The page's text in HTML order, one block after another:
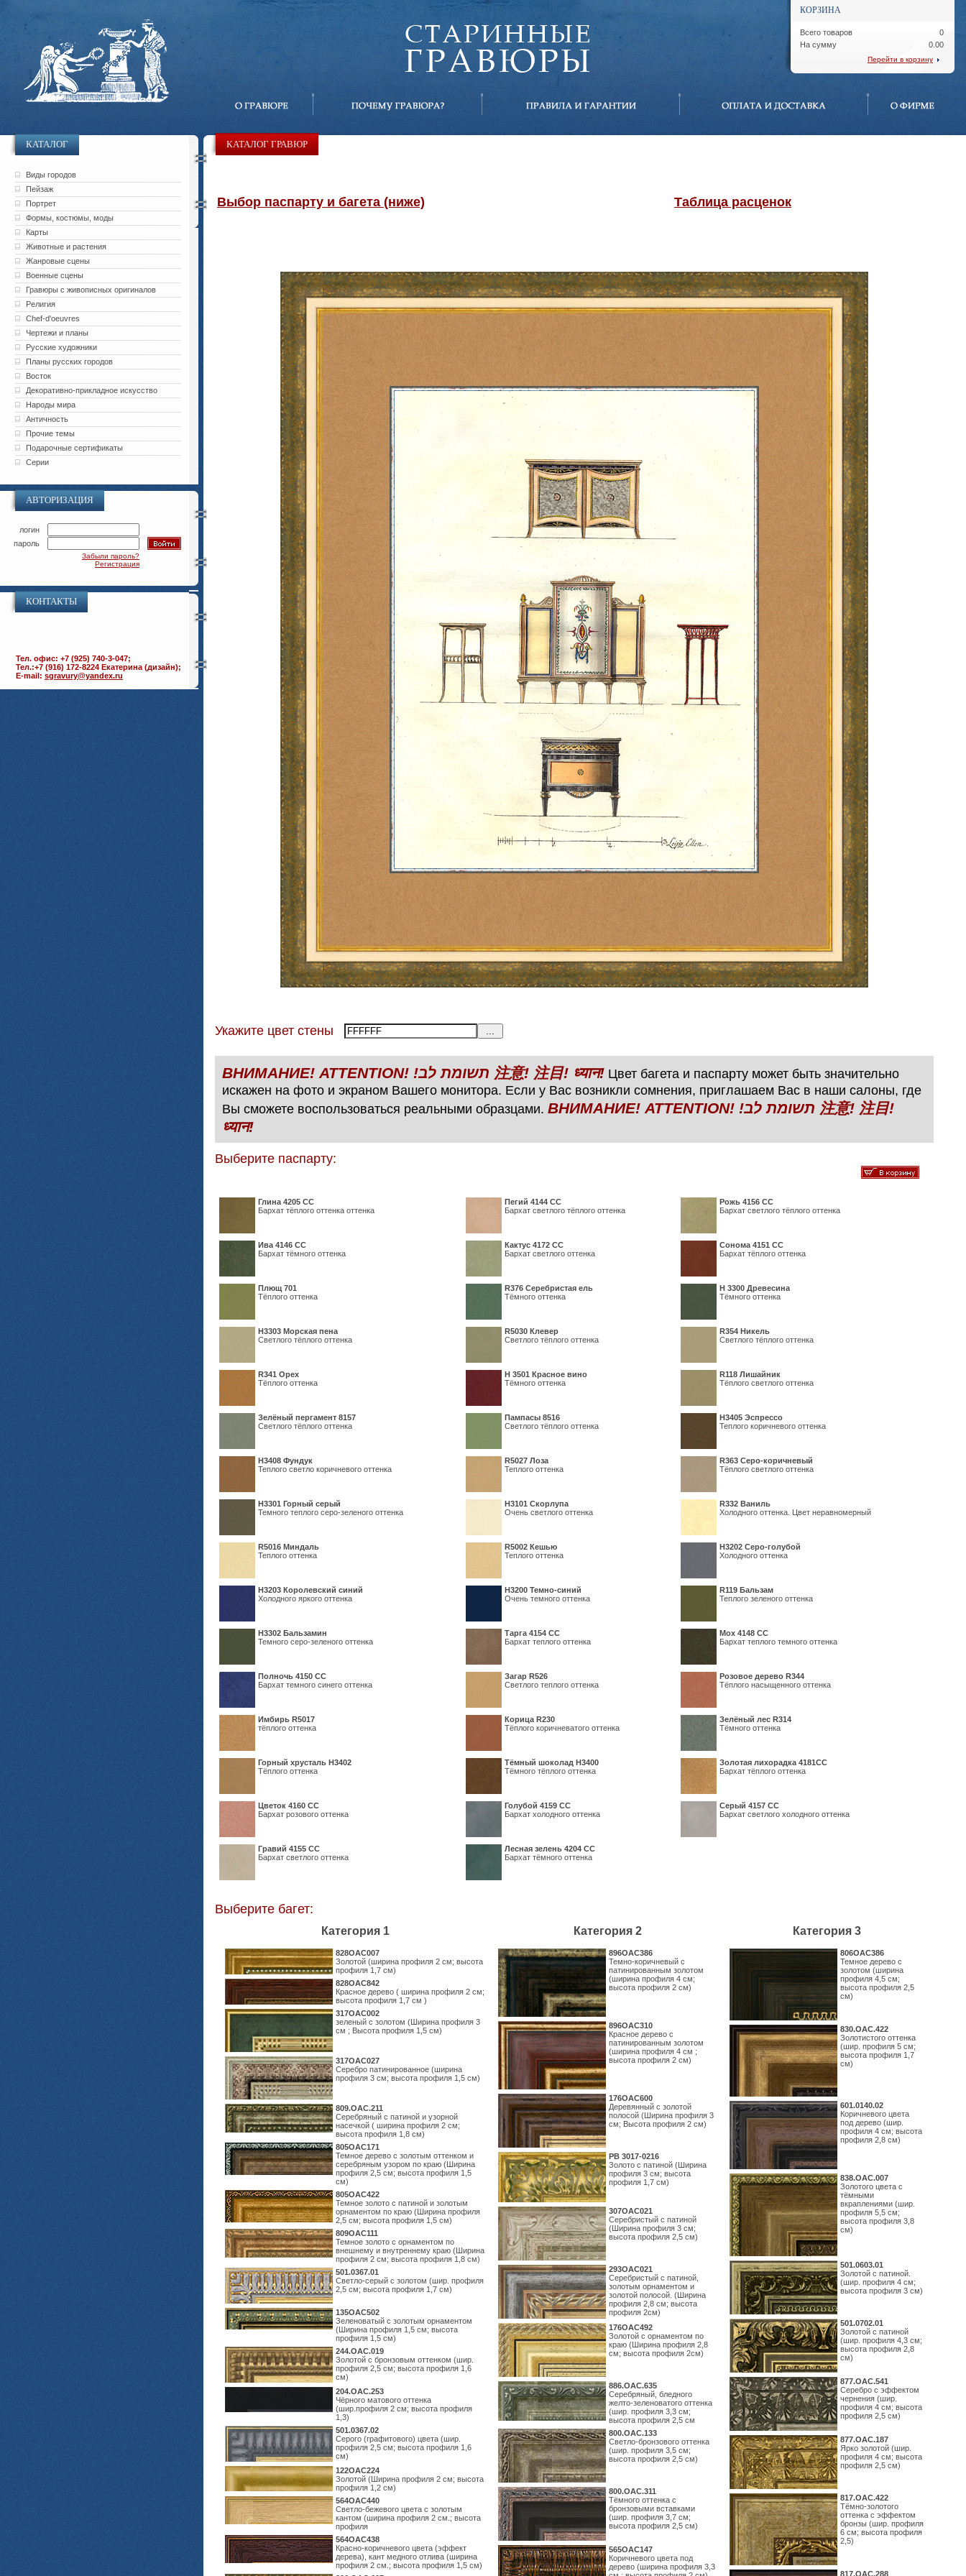
КОРЗИНА
Всего товаров
На сумму
0
0.00
Перейти в корзину
КАТАЛОГ
Виды городов
Пейзаж
Портрет
Формы, костюмы, моды
Карты
Животные и растения
Жанровые сцены
Военные сцены
Гравюры с живописных оригиналов
Религия
Chef-d'oeuvres
Чертежи и планы
Русские художники
Планы русских городов
Восток
Декоративно-прикладное искусство
Народы мира
Античность
Прочие темы
Подарочные сертификаты
Серии
АВТОРИЗАЦИЯ
логин
пароль
Забыли пароль?
Регистрация
КОНТАКТЫ
Тел. офис: +7 (925) 740-3-047;
Тел.:+7 (916) 172-8224 Екатерина (дизайн);
E-mail: sgravury@yandex.ru
КАТАЛОГ ГРАВЮР
Выбор паспарту и багета (ниже) Таблица расценок
Укажите цвет стены
ВНИМАНИЕ! ATTENTION! !תשומת לב 注意! 注目! ध्यान! Цвет багета и паспарту может быть значительно
искажен на фото и экраном Вашего монитора. Если у Вас возникли сомнения, приглашаем Вас в наши салоны, где
Вы сможете воспользоваться реальными образцами. ВНИМАНИЕ! ATTENTION! !תשומת לב 注意! 注目!
ध्यान!
Выберите паспарту:
Глина 4205 СС
Бархат тёплого оттенка оттенка
Пегий 4144 СС
Бархат светлого тёплого оттенка
Рожь 4156 СС
Бархат светлого тёплого оттенка
Ива 4146 СС
Бархат тёмного оттенка
Кактус 4172 СС
Бархат светлого оттенка
Сонома 4151 СС
Бархат тёплого оттенка
Плющ 701
Тёплого оттенка
R376 Серебристая ель
Тёмного оттенка
H 3300 Древесина
Тёмного оттенка
H3303 Морская пена
Светлого тёплого оттенка
R5030 Клевер
Светлого тёплого оттенка
R354 Никель
Светлого тёплого оттенка
R341 Орех
Тёплого оттенка
Н 3501 Красное вино
Тёмного оттенка
R118 Лишайник
Тёплого светлого оттенка
Зелёный пергамент 8157
Светлого тёплого оттенка
Пампасы 8516
Светлого тёплого оттенка
Н3405 Эспрессо
Теплого коричневого оттенка
Н3408 Фундук
Теплого светло коричневого оттенка
R5027 Лоза
Теплого оттенка
R363 Серо-коричневый
Тёплого светлого оттенка
Н3301 Горный серый
Темного теплого серо-зеленого оттенка
Н3101 Скорлупа
Очень светлого оттенка
R332 Ваниль
Холодного оттенка. Цвет неравномерный
R5016 Миндаль
Теплого оттенка
R5002 Кешью
Теплого оттенка
Н3202 Серо-голубой
Холодного оттенка
Н3203 Королевский синий
Холодного яркого оттенка
Н3200 Темно-синий
Очень темного оттенка
R119 Бальзам
Теплого зеленого оттенка
Н3302 Бальзамин
Темного серо-зеленого оттенка
Тарга 4154 СС
Бархат теплого оттенка
Мох 4148 СС
Бархат теплого темного оттенка
Полночь 4150 СС
Бархат темного синего оттенка
Загар R526
Светлого теплого оттенка
Розовое дерево R344
Тёплого насыщенного оттенка
Имбирь R5017
тёплого оттенка
Корица R230
Тёплого коричневатого оттенка
Зелёный лес R314
Тёмного оттенка
Горный хрусталь H3402
Тёплого оттенка
Тёмный шоколад H3400
Тёмного тёплого оттенка
Золотая лихорадка 4181СС
Бархат тёплого оттенка
Цветок 4160 СС
Бархат розового оттенка
Голубой 4159 СС
Бархат холодного оттенка
Серый 4157 СС
Бархат светлого холодного оттенка
Гравий 4155 СС
Бархат светлого оттенка
Лесная зелень 4204 СС
Бархат тёмного оттенка
Выберите багет:
Категория 1 Категория 2 Категория 3
828OAC007
Золотой (ширина профиля 2 см; высота
профиля 1,7 см)
828OAC842
Красное дерево ( ширина профиля 2 см;
высота профиля 1,7 см )
317OAC002
зеленый с золотом (Ширина профиля 3
см ; Высота профиля 1,5 см)
317OAC027
Серебро патинированное (ширина
профиля 3 см; высота профиля 1,5 см)
809.ОАС.211
Серебряный с патиной и узорной
насечкой ( ширина профиля 2 см;
высота профиля 1,8 см)
805OAC171
Темное дерево с золотым оттенком и
серебряным узором по краю (Ширина
профиля 2,5 см; высота профиля 1,5
см)
805OAC422
Темное золото с патиной и золотым
орнаментом по краю (Ширина профиля
2,5 см; высота профиля 1,5 см)
809OAC111
Темное золото с орнаментом по
внешнему и внутреннему краю (Ширина
профиля 2 см; высота профиля 1,8 см)
501.0367.01
Светло-серый с золотом (шир. профиля
2,5 см; высота профиля 1,7 см)
135OAC502
Зеленоватый с золотым орнаментом
(Ширина профиля 1,5 см; высота
профиля 1,5 см)
244.ОАС.019
Золотой с бронзовым оттенком (шир.
профиля 2,5 см; высота профиля 1,6
см)
204.OAC.253
Чёрного матового оттенка
(шир.профиля 2 см; высота профиля
1,3)
501.0367.02
Серого (графитового) цвета (шир.
профиля 2,5 см; высота профиля 1,6
см)
122OAC224
Золотой (Ширина профиля 2 см; высота
профиля 1,2 см)
564ОАС440
Светло-бежевого цвета с золотым
кантом (ширина профиля 2 см.; высота
профиля
564ОАС438
Красно-коричневого цвета (эффект
дерева), кант медного отлива (ширина
профиля 2 см.; высота профиля 1,5 см)
896OAC386
Темно-коричневый с
патинированным золотом
(ширина профиля 4 см;
высота профиля 2 см)
896OAC310
Красное дерево с
патинированным золотом
(ширина профиля 4 см ;
высота профиля 2 см)
176OAC600
Деревянный с золотой
полосой (Ширина профиля 3
см; Высота профиля 2 см)
PB 3017-0216
Золото с патиной (Ширина
профиля 3 см; высота
профиля 1,7 см)
307OAC021
Серебристый с патиной
(Ширина профиля 3 см;
высота профиля 2,5 см)
293OAC021
Серебристый с патиной,
золотым орнаментом и
золотой полосой. (Ширина
профиля 2,8 см; высота
профиля 2см)
176OAC492
Золотой с орнаментом по
краю (Ширина профиля 2,8
см; высота профиля 2см)
886.ОАС.635
Серебряный, бледного
желто-зеленоватого оттенка
(шир. профиля 3,3 см;
высота профиля 2,5 см
800.ОАС.133
Светло-бронзового оттенка
(шир. профиля 3,5 см;
высота профиля 2,5 см)
800.ОАС.311
Тёмного оттенка с
бронзовыми вставками
(шир. профиля 3,7 см;
высота профиля 2,5 см)
565ОАС147
Коричневого цвета под
дерево (ширина профиля 3,3
806OAC386
Темное дерево с
золотом (ширина
профиля 4,5 см;
высота профиля 2,5
см)
830.ОАС.422
Золотистого оттенка
(шир. профиля 5 см;
высота профиля 1,7
см)
601.0140.02
Коричневого цвета
под дерево (шир.
профиля 4 см; высота
профиля 2,8 см)
838.ОАС.007
Золотого цвета с
тёмными
вкраплениями (шир.
профиля 5,5 см;
высота профиля 3,8
см)
501.0603.01
Золотой с патиной.
(шир. профиля 4 см;
высота профиля 3 см)
501.0702.01
Золотой с патиной
(шир. профиля 4,3 см;
высота профиля 2,8
см)
877.ОАС.541
Серебро с эффектом
чернения (шир.
профиля 4 см; высота
профиля 2,5 см)
877.ОАС.187
Ярко золотой (шир.
профиля 4 см; высота
профиля 2,5 см)
817.ОАС.422
Тёмно-золотого
оттенка с эффектом
бронзы (шир. профиля
6 см; высота профиля
2,5)
817.ОАС.288